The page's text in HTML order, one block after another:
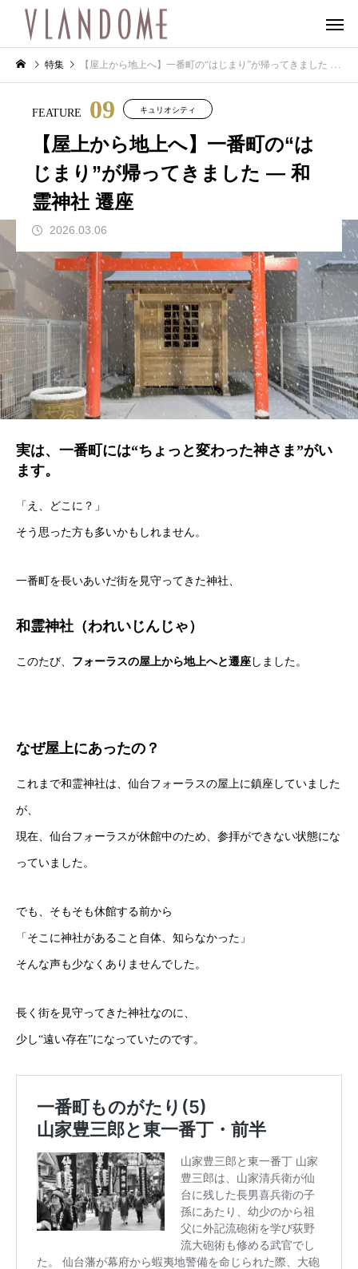
特集 【屋上から地上へ】一番町の“はじまり”が帰ってきました ― 和霊神社 遷座
FEATURE 09 キュリオシティ
【屋上から地上へ】一番町の“は
じまり”が帰ってきました ― 和
霊神社 遷座
2026.03.06
実は、一番町には“ちょっと変わった神さま”がい
ます。
「え、どこに？」
そう思った方も多いかもしれません。
一番町を長いあいだ街を見守ってきた神社、
和霊神社（われいじんじゃ）
このたび、 フォーラスの屋上から地上へと遷座 しました。
なぜ屋上にあったの？
これまで和霊神社は、仙台フォーラスの屋上に鎮座していました
が、
現在、仙台フォーラスが休館中のため、参拝ができない状態にな
っていました。
でも、そもそも休館する前から
「そこに神社があること自体、知らなかった」
そんな声も少なくありませんでした。
長く街を見守ってきた神社なのに、
少し“遠い存在”になっていたのです。